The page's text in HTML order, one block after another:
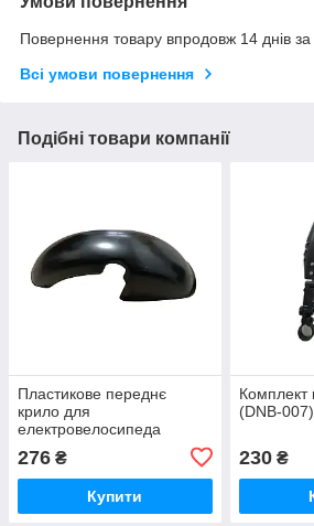
Повернення товару впродовж 14 днів
Всі умови повернення
Подібні товари компанії
Пластикове переднє
крило для
електровелосипеда
Crosser CR-1 Чорний 219
276 ₴
Купити
Комплект
(DNB-
230₴